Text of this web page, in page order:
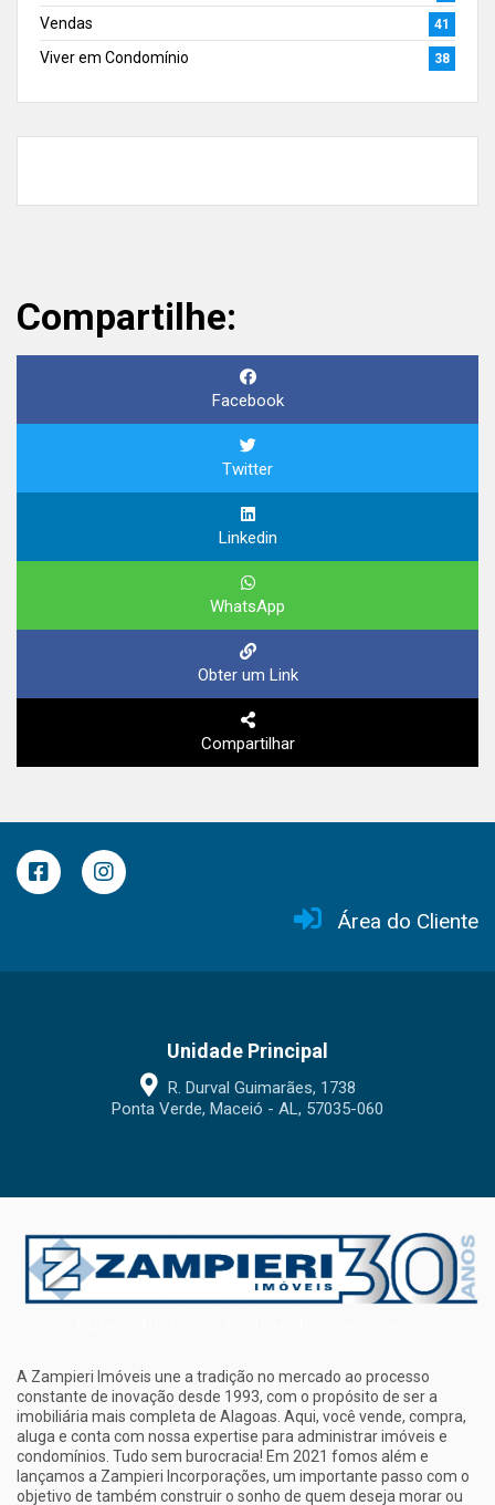
Vendas 41
Viver em Condomínio 38
Compartilhe:
Facebook
Twitter
Linkedin
WhatsApp
Obter um Link
Compartilhar
Área do Cliente
Unidade Principal
R. Durval Guimarães, 1738
Ponta Verde, Maceió - AL, 57035-060
A Zampieri Imóveis une a tradição no mercado ao processo
constante de inovação desde 1993, com o propósito de ser a
imobiliária mais completa de Alagoas. Aqui, você vende, compra,
aluga e conta com nossa expertise para administrar imóveis e
condomínios. Tudo sem burocracia! Em 2021 fomos além e
lançamos a Zampieri Incorporações, um importante passo com o
objetivo de também construir o sonho de quem deseja morar ou